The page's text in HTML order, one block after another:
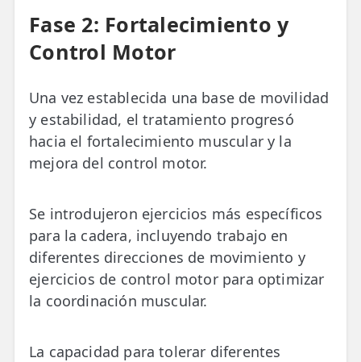
Fase 2: Fortalecimiento y
Control Motor
Una vez establecida una base de movilidad
y estabilidad, el tratamiento progresó
hacia el fortalecimiento muscular y la
mejora del control motor.
Se introdujeron ejercicios más específicos
para la cadera, incluyendo trabajo en
diferentes direcciones de movimiento y
ejercicios de control motor para optimizar
la coordinación muscular.
La capacidad para tolerar diferentes